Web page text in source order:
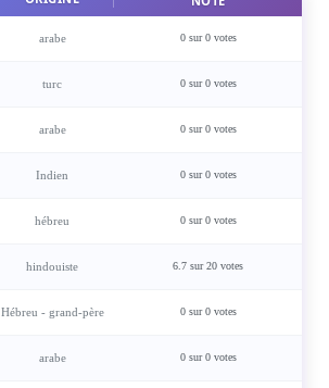
arabe 0 sur 0 votes
turc 0 sur 0 votes
arabe 0 sur 0 votes
Indien 0 sur 0 votes
hébreu 0 sur 0 votes
hindouiste 6.7 sur 20 votes
Hébreu - grand-père 0 sur 0 votes
arabe 0 sur 0 votes